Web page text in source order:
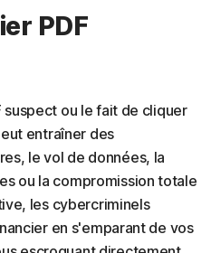
PDF
ou le fait de cliquer
entraîner des
le vol de données, la
ou la compromission totale
les cybercriminels
en s'emparant de vos